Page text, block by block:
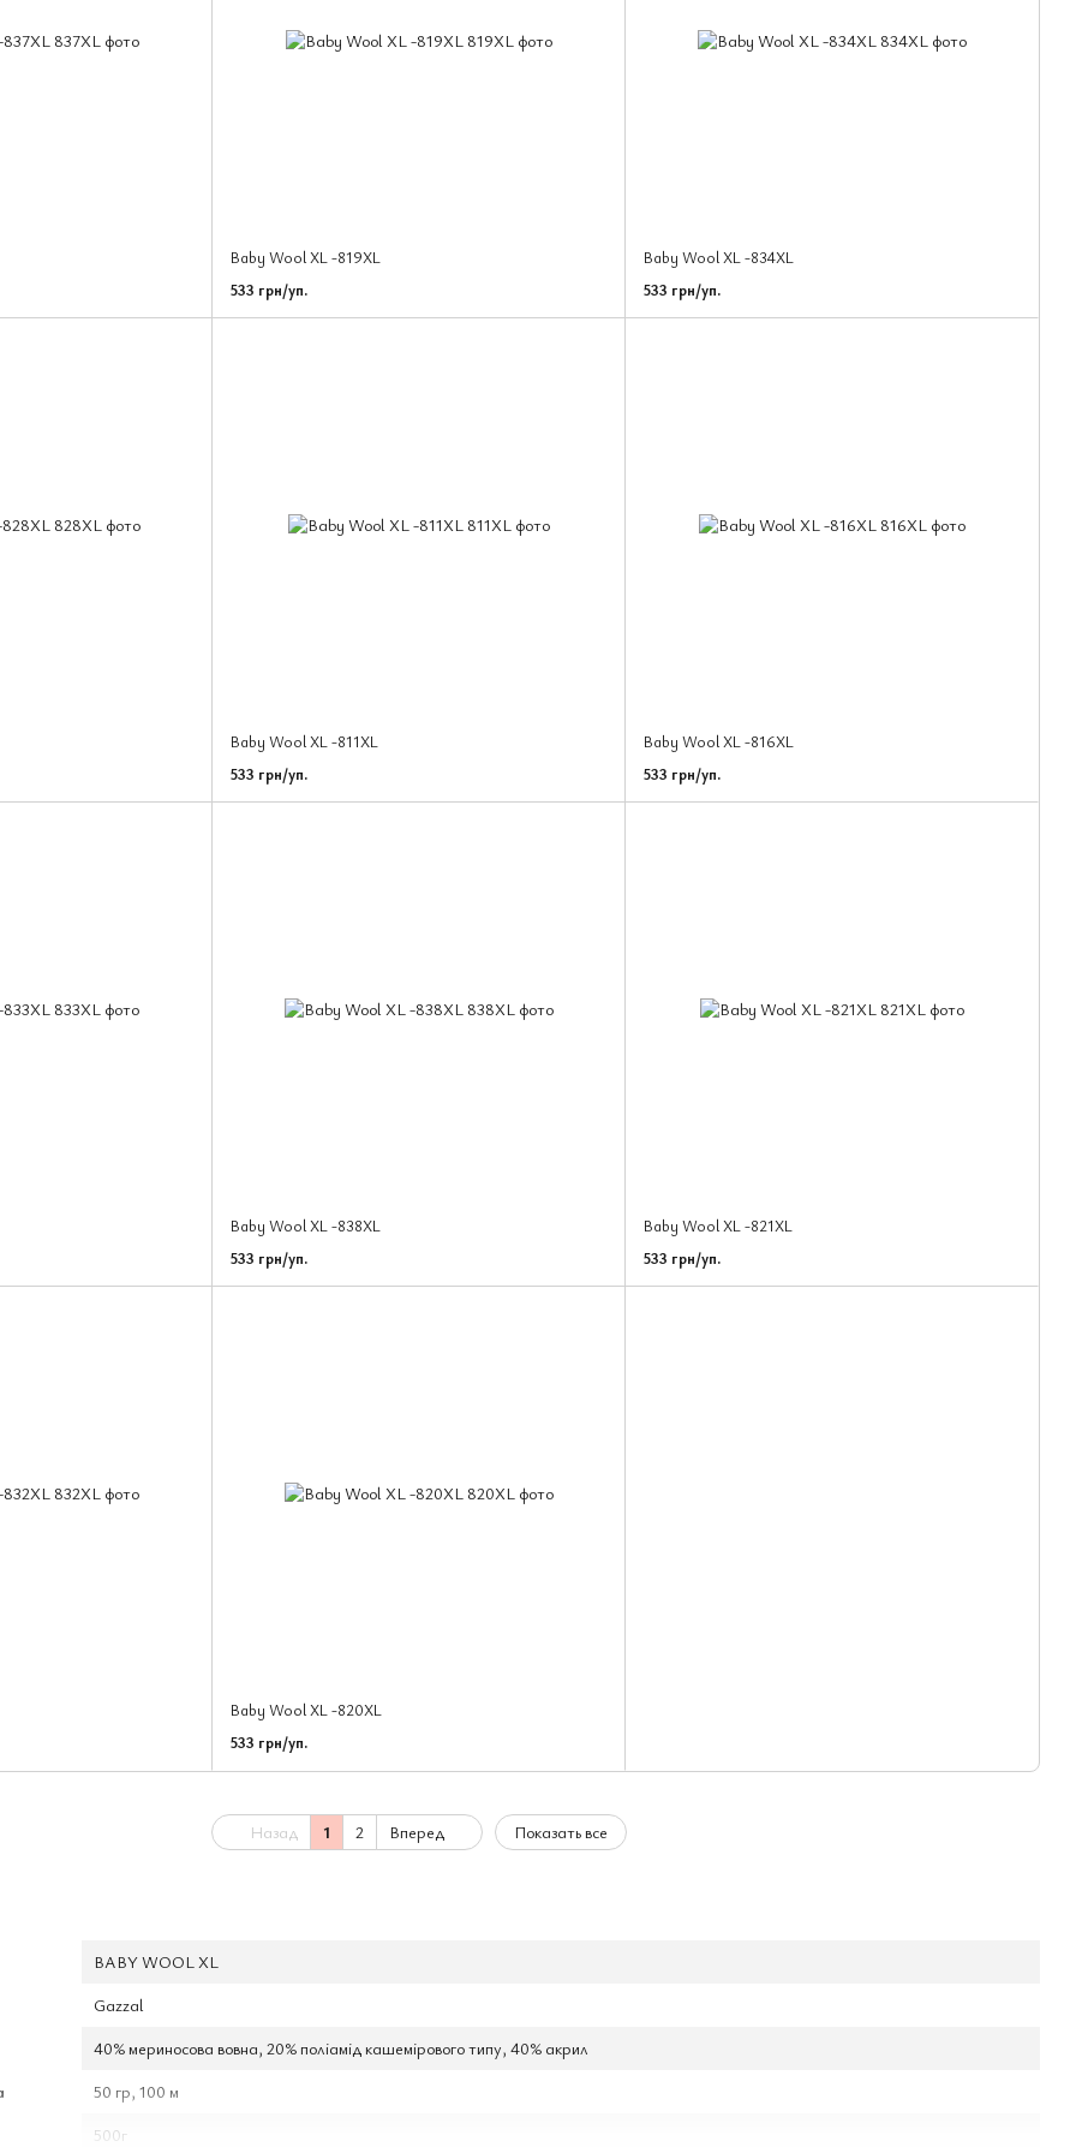
BABY WOOL XL
Gazzal
40% мериносова вовна, 20% поліамід кашемірового типу, 40% акрил
50 гр, 100 м
500г
Baby Wool XL -819XL
533 грн/уп.
Baby Wool XL -834XL
533 грн/уп.
Baby Wool XL -811XL
533 грн/уп.
Baby Wool XL -816XL
533 грн/уп.
Baby Wool XL -838XL
533 грн/уп.
Baby Wool XL -821XL
533 грн/уп.
Baby Wool XL -820XL
533 грн/уп.
Назад 1 2 Вперед Показать все